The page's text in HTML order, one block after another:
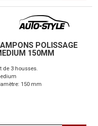
POLISSAGE
150MM
de 3 housses.
150 mm